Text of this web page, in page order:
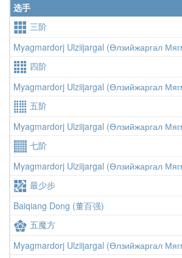
选手
三阶
Myagmardorj Ulziijargal (Өлзийжаргал
四阶
Myagmardorj Ulziijargal (Өлзийжаргал
五阶
Myagmardorj Ulziijargal (Өлзийжаргал
七阶
Myagmardorj Ulziijargal (Өлзийжаргал
最少步
Baiqiang Dong (董百强)
五魔方
Myagmardorj Ulziijargal (Өлзийжаргал